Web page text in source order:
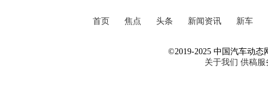
首页 焦点 头条 新闻资讯 新车
©2019-2025 中国汽车动态
关于我们 供稿服